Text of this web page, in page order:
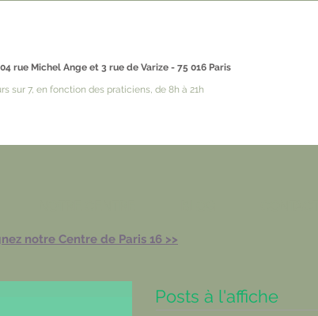
rue Michel Ange et 3 rue de Varize - 75 016 Paris
sur 7, en fonction des praticiens, de 8h à 21h
notre Centre de Paris 16 >>
Posts à l'affiche